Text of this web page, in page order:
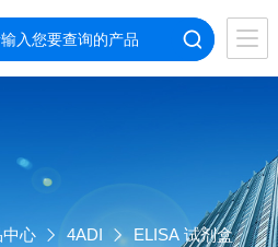
中心 4ADI
ELISA 试剂盒